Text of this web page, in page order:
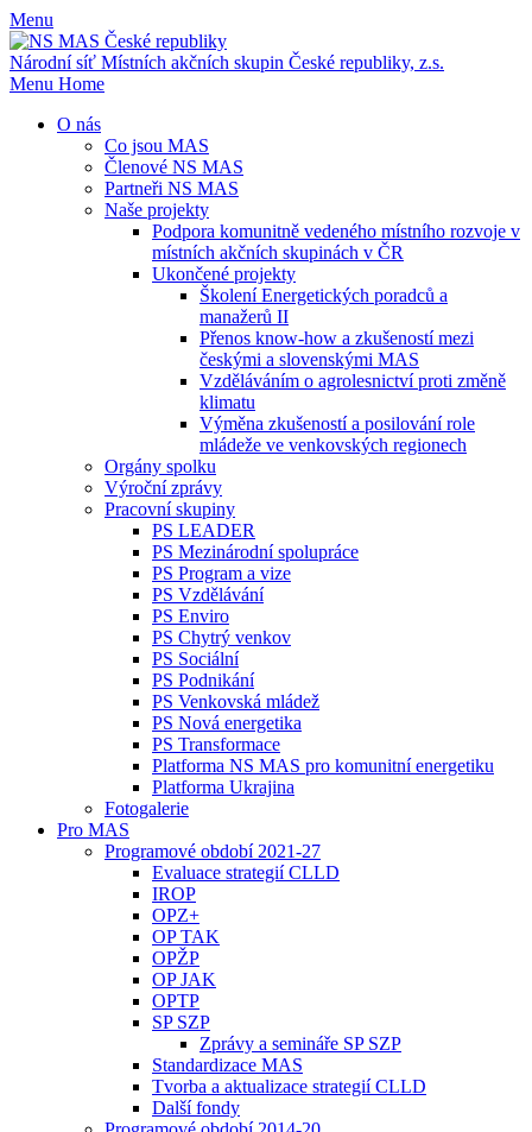
Menu
Národní síť Místních akčních skupin České republiky, z.s.
Menu Home
O nás
Co jsou MAS
Členové NS MAS
Partneři NS MAS
Naše projekty
Podpora komunitně vedeného místního rozvoje v
místních akčních skupinách v ČR
Ukončené projekty
Školení Energetických poradců a
manažerů II
Přenos know-how a zkušeností mezi
českými a slovenskými MAS
Vzděláváním o agrolesnictví proti změně
klimatu
Výměna zkušeností a posilování role
mládeže ve venkovských regionech
Orgány spolku
Výroční zprávy
Pracovní skupiny
PS LEADER
PS Mezinárodní spolupráce
PS Program a vize
PS Vzdělávání
PS Enviro
PS Chytrý venkov
PS Sociální
PS Podnikání
PS Venkovská mládež
PS Nová energetika
PS Transformace
Platforma NS MAS pro komunitní energetiku
Platforma Ukrajina
Fotogalerie
Pro MAS
Programové období 2021-27
Evaluace strategií CLLD
IROP
OPZ+
OP TAK
OPŽP
OP JAK
OPTP
SP SZP
Zprávy a semináře SP SZP
Standardizace MAS
Tvorba a aktualizace strategií CLLD
Další fondy